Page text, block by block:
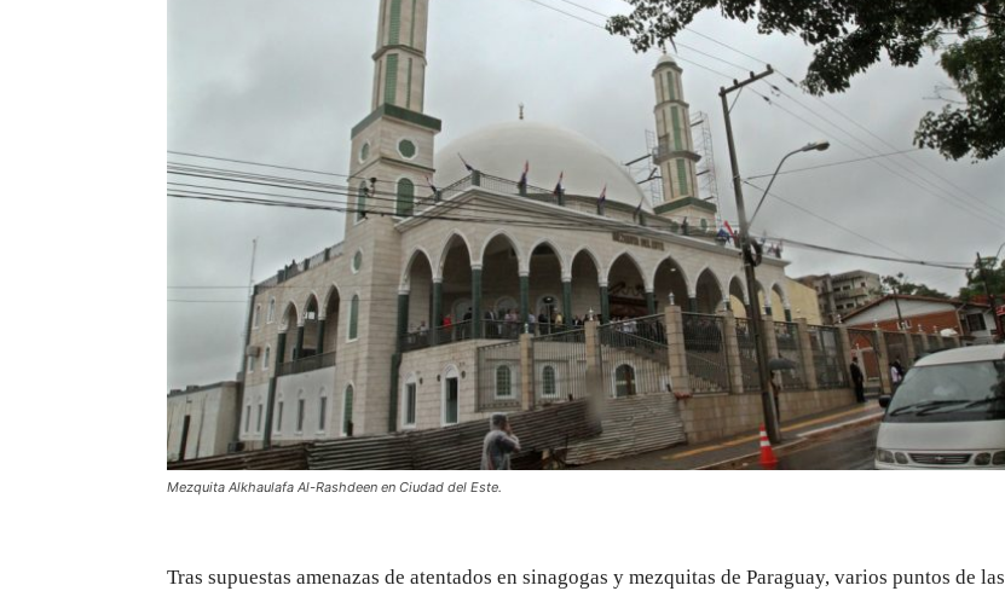
Mezquita Alkhaulafa Al-Rashdeen en Ciudad del Este.
Tras supuestas amenazas de atentados en sinagogas y mezquitas de Paraguay, varios puntos de las